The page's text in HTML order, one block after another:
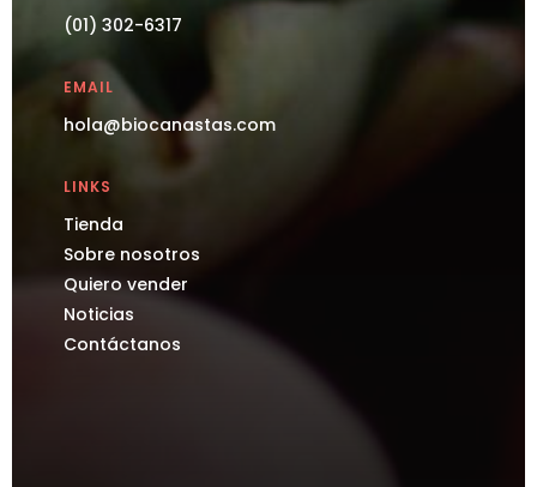
(01) 302-6317
EMAIL
hola@biocanastas.com
LINKS
Tienda
Sobre nosotros
Quiero vender
Noticias
Contáctanos